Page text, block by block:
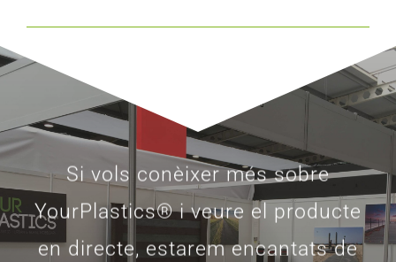
Si vols conèixer més sobre
YourPlastics® i veure el producte
en directe, estarem encantats de